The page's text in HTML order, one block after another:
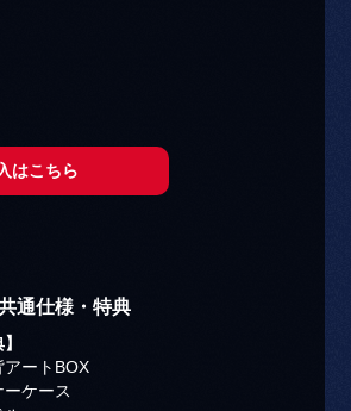
はこちら
通仕様・特典
アートBOX
ケース